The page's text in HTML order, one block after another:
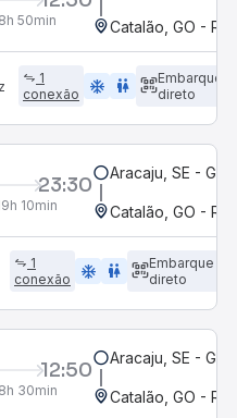
50min Catalão, GO -
1
conexão
ac_unit wc
Embarque
direto
23:30
10min
Aracaju, SE -
Catalão, GO -
1
conexão
ac_unit wc
Embarque
direto
12:50
30min
Aracaju, SE -
Catalão, GO -